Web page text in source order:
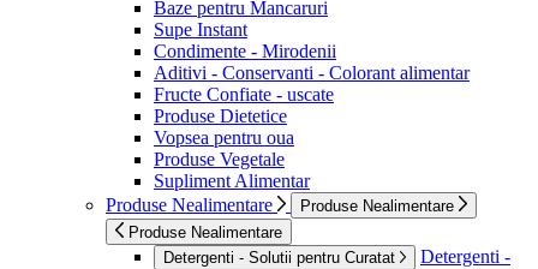
Baze pentru Mancaruri
Supe Instant
Condimente - Mirodenii
Aditivi - Conservanti - Colorant alimentar
Fructe Confiate - uscate
Produse Dietetice
Vopsea pentru oua
Produse Vegetale
Supliment Alimentar
Produse Nealimentare
Produse Nealimentare
Produse Nealimentare
Detergenti - Solutii pentru Curatat
Detergenti -